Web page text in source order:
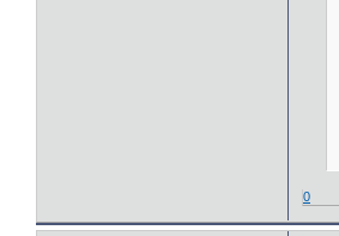
0